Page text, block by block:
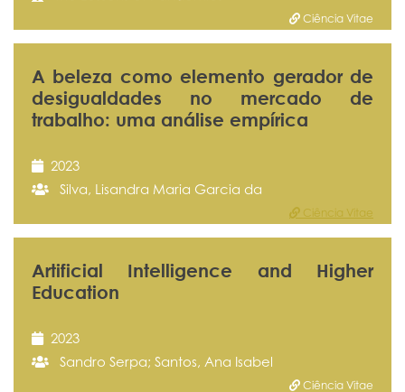
Ciência Vitae
A beleza como elemento gerador de
desigualdades no mercado de
trabalho: uma análise empírica
2023
Silva, Lisandra Maria Garcia da
Ciência Vitae
Artificial Intelligence and Higher
Education
2023
Sandro Serpa; Santos, Ana Isabel
Ciência Vitae